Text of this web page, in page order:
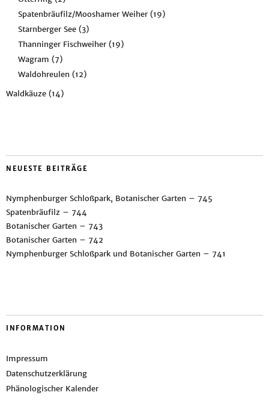
Spatenbräufilz/Mooshamer Weiher (19)
Starnberger See (3)
Thanninger Fischweiher (19)
Wagram (7)
Waldohreulen (12)
Waldkäuze (14)
NEUESTE BEITRÄGE
Nymphenburger Schloßpark, Botanischer Garten – 745
Spatenbräufilz – 744
Botanischer Garten – 743
Botanischer Garten – 742
Nymphenburger Schloßpark und Botanischer Garten – 741
INFORMATION
Impressum
Datenschutzerklärung
Phänologischer Kalender